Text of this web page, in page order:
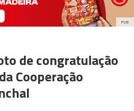
PUB
de congratulação
Cooperação